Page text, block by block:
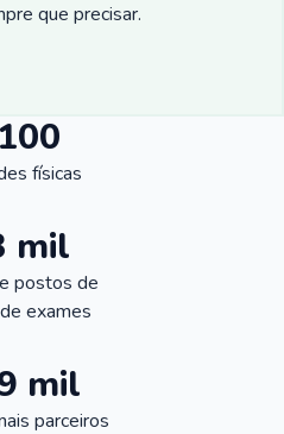
que precisar.
físicas
mil
postos de
exames
mil
parceiros